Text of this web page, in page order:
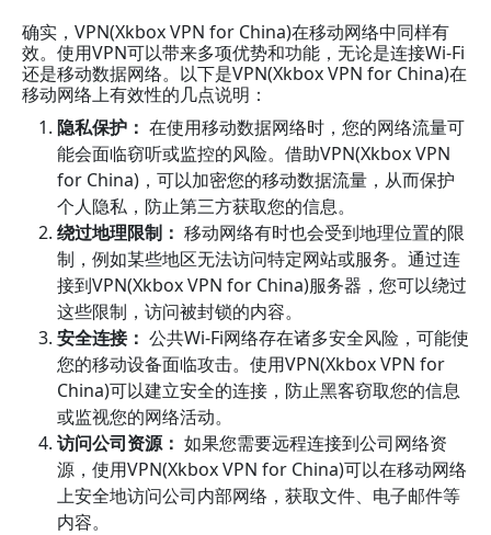
确实，VPN(Xkbox VPN for China)在移动网络中同样有
效。使用VPN可以带来多项优势和功能，无论是连接Wi-Fi
还是移动数据网络。以下是VPN(Xkbox VPN for China)在
移动网络上有效性的几点说明：
隐私保护： 在使用移动数据网络时，您的网络流量可
能会面临窃听或监控的风险。借助VPN(Xkbox VPN
for China)，可以加密您的移动数据流量，从而保护
个人隐私，防止第三方获取您的信息。
绕过地理限制： 移动网络有时也会受到地理位置的限
制，例如某些地区无法访问特定网站或服务。通过连
接到VPN(Xkbox VPN for China)服务器，您可以绕过
这些限制，访问被封锁的内容。
安全连接： 公共Wi-Fi网络存在诸多安全风险，可能使
您的移动设备面临攻击。使用VPN(Xkbox VPN for
China)可以建立安全的连接，防止黑客窃取您的信息
或监视您的网络活动。
访问公司资源： 如果您需要远程连接到公司网络资
源，使用VPN(Xkbox VPN for China)可以在移动网络
上安全地访问公司内部网络，获取文件、电子邮件等
内容。